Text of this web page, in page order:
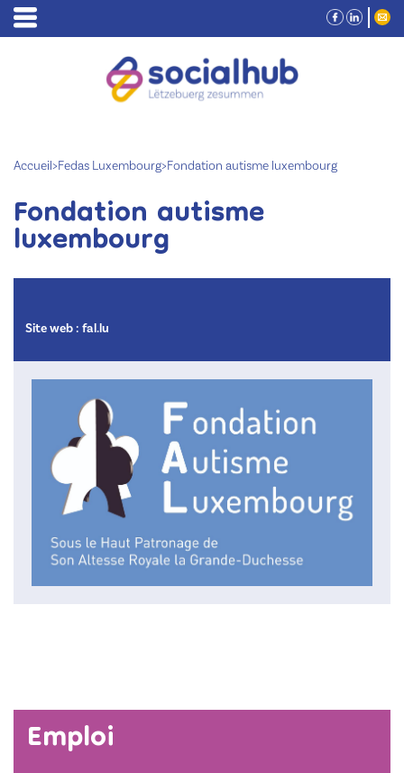
Accueil>Fedas Luxembourg>Fondation autisme luxembourg
Fondation autisme
luxembourg
Site web : fal.lu
Emploi